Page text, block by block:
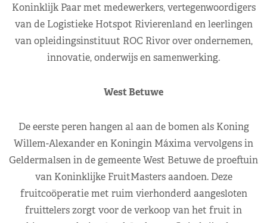
Koninklijk Paar met medewerkers, vertegenwoordigers
van de Logistieke Hotspot Rivierenland en leerlingen
van opleidingsinstituut ROC Rivor over ondernemen,
innovatie, onderwijs en samenwerking.
West Betuwe
De eerste peren hangen al aan de bomen als Koning
Willem-Alexander en Koningin Máxima vervolgens in
Geldermalsen in de gemeente West Betuwe de proeftuin
van Koninklijke FruitMasters aandoen. Deze
fruitcoöperatie met ruim vierhonderd aangesloten
fruittelers zorgt voor de verkoop van het fruit in